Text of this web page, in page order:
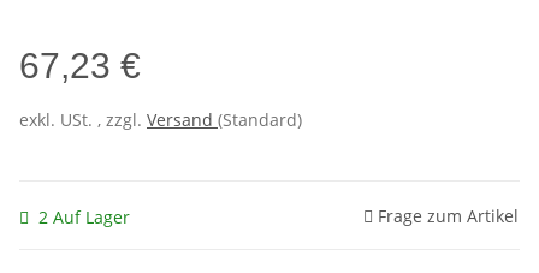
67,23 €
exkl. USt. , zzgl. Versand (Standard)
2 Auf Lager Frage zum Artikel